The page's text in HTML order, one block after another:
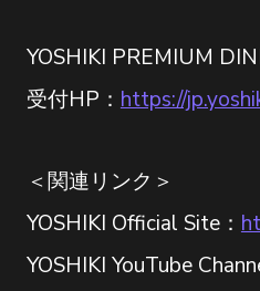
YOSHIKI PREMIUM
受付HP： https://
＜関連リンク＞
YOSHIKI Official Site：
YOSHIKI YouTube